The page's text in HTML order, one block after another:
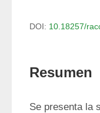
DOI: 10.18257/
Resumen
Se presenta la